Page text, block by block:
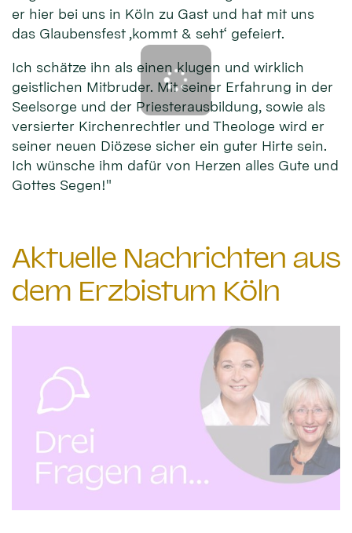
er hier bei uns in Köln zu Gast und hat mit uns
das Glaubensfest ‚kommt & seht‘ gefeiert.
Ich schätze ihn als einen klugen und wirklich
geistlichen Mitbruder. Mit seiner Erfahrung in der
Seelsorge und der Priesterausbildung, sowie als
versierter Kirchenrechtler und Theologe wird er
seiner neuen Diözese sicher ein guter Hirte sein.
Ich wünsche ihm dafür von Herzen alles Gute und
Gottes Segen!"
Aktuelle Nachrichten aus
dem Erzbistum Köln